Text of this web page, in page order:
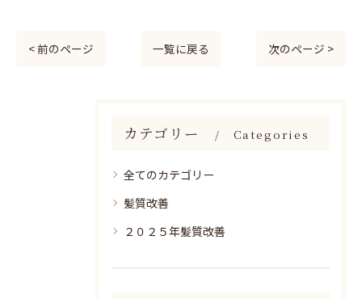
< 前のページ 一覧に戻る 次のページ >
カテゴリー Categories
全てのカテゴリー
髪質改善
２０２５年髪質改善